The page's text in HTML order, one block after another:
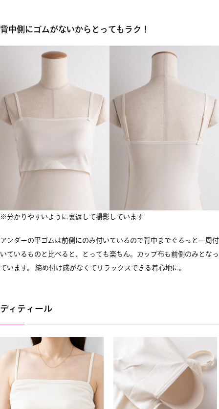
背中側にゴムがないからとってもラク！
※分かりやすいように裏返して撮影しています
アンダーの平ゴムは前側にのみ付いているので背中までぐるっと一周付
いているものと比べると、とっても楽ちん。カップ布も前側のみとなっ
ています。 締め付け感がなくてリラックスできる着心地に。
ディティール